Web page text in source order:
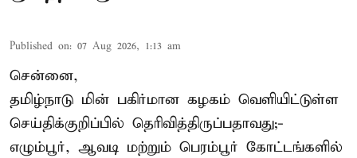
Published on: 07 Aug 2026, 1:13 am
சென்னை,
தமிழ்நாடு மின் பகிர்மான கழகம் வெளியிட்டுள்ள
செய்திக்குறிப்பில் தெரிவித்திருப்பதாவது;-
எழும்பூர், ஆவடி மற்றும் பெரம்பூர் கோட்டங்களில்